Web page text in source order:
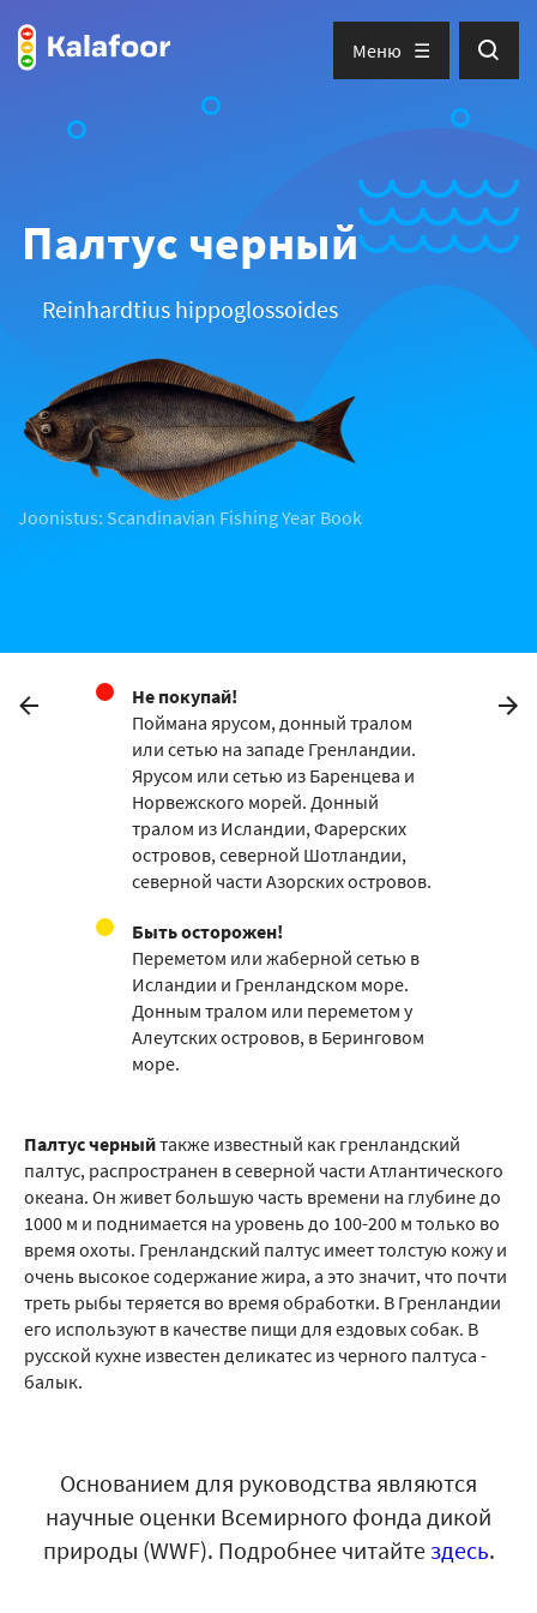
Меню
Палтус черный
Reinhardtius hippoglossoides
Joonistus: Scandinavian Fishing Year Book
Не покупай!
Поймана ярусом, донный тралом
или сетью на западе Гренландии.
Ярусом или сетью из Баренцева и
Норвежского морей. Донный
тралом из Исландии, Фарерских
островов, северной Шотландии,
северной части Азорских островов.
Быть осторожен!
Переметом или жаберной сетью в
Исландии и Гренландском море.
Донным тралом или переметом у
Алеутских островов, в Беринговом
море.
Палтус черныйтакже известный как гренландский
палтус, распространен в северной части Атлантического
океана. Он живет большую часть времени на глубине до
1000 м и поднимается на уровень до 100-200 м только во
время охоты. Гренландский палтус имеет толстую кожу и
очень высокое содержание жира, а это значит, что почти
треть рыбы теряется во время обработки. В Гренландии
его используют в качестве пищи для ездовых собак. В
русской кухне известен деликатес из черного палтуса -
балык.
Основанием для руководства являются
научные оценки Всемирного фонда дикой
природы (WWF). Подробнее читайте здесь.